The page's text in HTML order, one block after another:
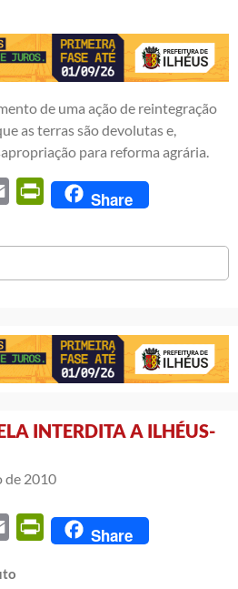
de uma ação de reintegração
as terras são devolutas e,
para reforma agrária.
Email PrintFriendly
Share
INTERDITA A ILHÉUS-
de 2010
Email PrintFriendly
Share